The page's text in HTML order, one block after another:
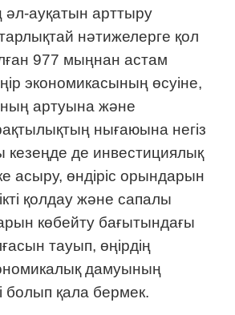
ауқатын арттыру
нәтижелерге қол
977 мыңнан астам
экономикасының өсуіне,
артуына және
нығаюына негіз
кезеңде де инвестициялық
асыру, өндіріс орындарын
қолдау және сапалы
көбейту бағытындағы
тауып, өңірдің
дамуының
болып қала бермек.